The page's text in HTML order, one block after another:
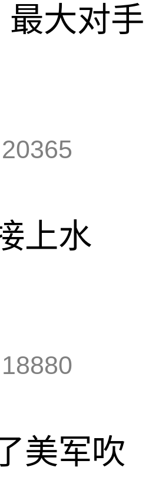
大对手
20365
上水
18880
美军吹